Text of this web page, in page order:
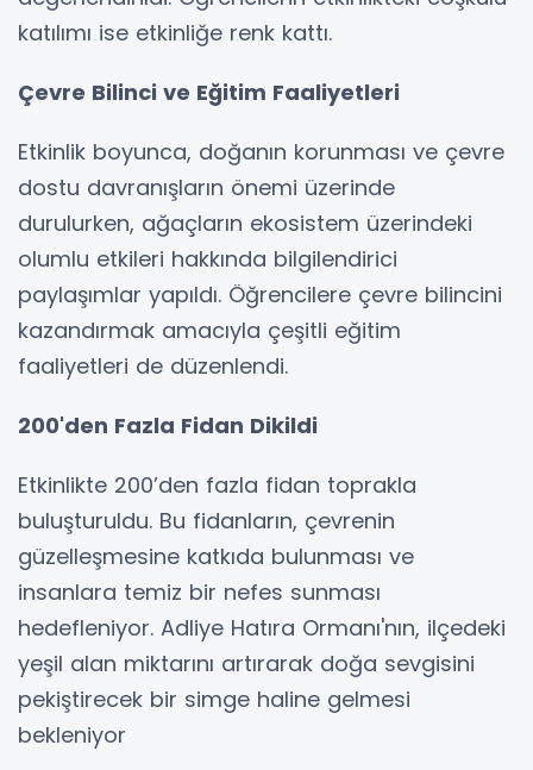
katılımı ise etkinliğe renk kattı.
Çevre Bilinci ve Eğitim Faaliyetleri
Etkinlik boyunca, doğanın korunması ve çevre
dostu davranışların önemi üzerinde
durulurken, ağaçların ekosistem üzerindeki
olumlu etkileri hakkında bilgilendirici
paylaşımlar yapıldı. Öğrencilere çevre bilincini
kazandırmak amacıyla çeşitli eğitim
faaliyetleri de düzenlendi.
200'den Fazla Fidan Dikildi
Etkinlikte 200’den fazla fidan toprakla
buluşturuldu. Bu fidanların, çevrenin
güzelleşmesine katkıda bulunması ve
insanlara temiz bir nefes sunması
hedefleniyor. Adliye Hatıra Ormanı'nın, ilçedeki
yeşil alan miktarını artırarak doğa sevgisini
pekiştirecek bir simge haline gelmesi
bekleniyor